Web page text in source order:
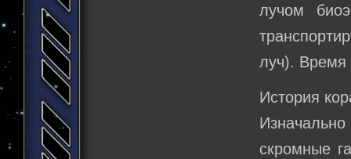
лучом
луч). Время
История
скромные